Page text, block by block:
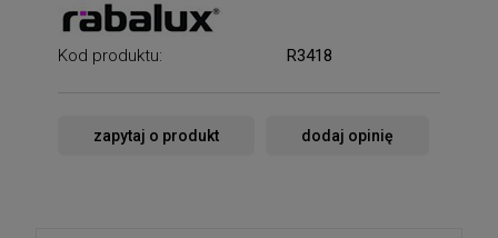
Kod produktu: R3418
zapytaj o produkt dodaj opinię